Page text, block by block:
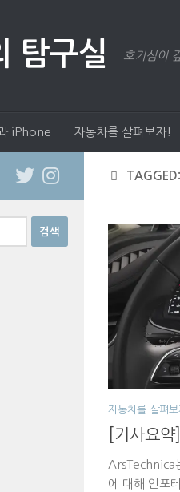
탐구실 호기심이
iPhone 자동차를 살펴보자!
자동차를 살펴보
[기사요
ArsTechnica
에 대해 인포